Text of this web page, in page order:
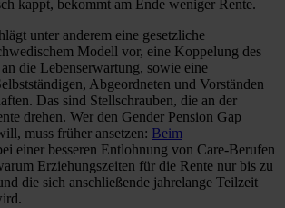
kappt, bekommt am Ende weniger Rente.
unter anderem eine gesetzliche
Modell vor, eine Koppelung des
die Lebenserwartung, sowie eine
Abgeordneten und Vorständen
Das sind Stellschrauben, die an der
drehen. Wer den Gender Pension Gap
muss früher ansetzen: Beim
einer besseren Entlohnung von Care-Berufen
Erziehungszeiten für die Rente nur bis zu
die sich anschließende jahrelange Teilzeit